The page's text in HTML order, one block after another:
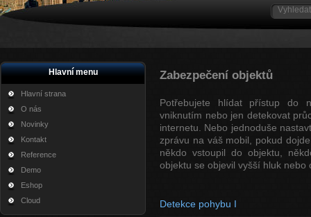
Hlavní menu
Hlavní strana
O nás
Novinky
Kontakt
Reference
Demo
Eshop
Cloud
Zabezpečení objektů
Potřebujete hlídat přístup do
vniknutím nebo jen detekovat
internetu. Nebo jednoduše
zprávu na váš mobil, pokud
někdo vstoupil do objektu,
objektu se objevil vyšší hluk nebo
Detekce pohybu I